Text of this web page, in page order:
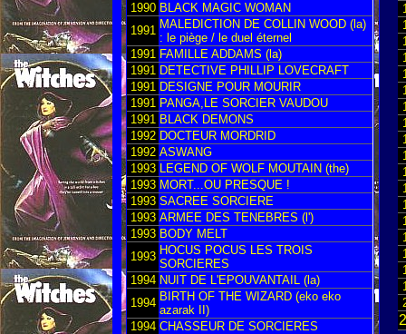
1990 BLACK MAGIC WOMAN
1991 MALEDICTION DE COLLIN WOOD (la)
: le piège / le duel éternel
1991 FAMILLE ADDAMS (la)
1991 DETECTIVE PHILLIP LOVECRAFT
1991 DESIGNE POUR MOURIR
1991 PANGA,LE SORCIER VAUDOU
1991 BLACK DEMONS
1992 DOCTEUR MORDRID
1992 ASWANG
1993 LEGEND OF WOLF MOUTAIN (the)
1993 MORT...OU PRESQUE !
1993 SACREE SORCIERE
1993 ARMEE DES TENEBRES (l')
1993 BODY MELT
1993 HOCUS POCUS LES TROIS
SORCIERES
1994 NUIT DE L'EPOUVANTAIL (la)
1994 BIRTH OF THE WIZARD (eko eko
azarak II)
1994 CHASSEUR DE SORCIERES